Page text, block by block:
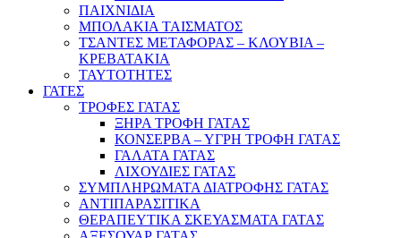
ΠΑΙΧΝΙΔΙΑ
ΜΠΟΛΑΚΙΑ ΤΑΙΣΜΑΤΟΣ
ΤΣΑΝΤΕΣ ΜΕΤΑΦΟΡΑΣ – ΚΛΟΥΒΙΑ –
ΚΡΕΒΑΤΑΚΙΑ
ΤΑΥΤΟΤΗΤΕΣ
ΓΑΤΕΣ
ΤΡΟΦΕΣ ΓΑΤΑΣ
ΞΗΡΑ ΤΡΟΦΗ ΓΑΤΑΣ
ΚΟΝΣΕΡΒΑ – ΥΓΡΗ ΤΡΟΦΗ ΓΑΤΑΣ
ΓΑΛΑΤΑ ΓΑΤΑΣ
ΛΙΧΟΥΔΙΕΣ ΓΑΤΑΣ
ΣΥΜΠΛΗΡΩΜΑΤΑ ΔΙΑΤΡΟΦΗΣ ΓΑΤΑΣ
ΑΝΤΙΠΑΡΑΣΙΤΙΚΑ
ΘΕΡΑΠΕΥΤΙΚΑ ΣΚΕΥΑΣΜΑΤΑ ΓΑΤΑΣ